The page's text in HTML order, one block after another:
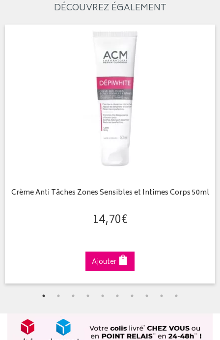
DÉCOUVREZ ÉGALEMENT
Crème Anti Tâches Zones Sensibles et Intimes Corps 50ml
14,70€
Ajouter